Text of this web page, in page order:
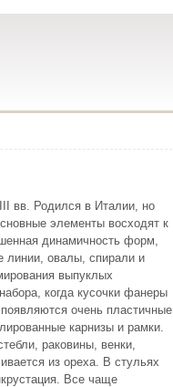
вв. Родился в Италии, но
элементы восходят к
динамичность форм,
линии, овалы, спирали и
выпуклых
когда кусочки фанеры
очень пластичные
карнизы и рамки.
раковины, венки,
из ореха. В стульях
Все чаще